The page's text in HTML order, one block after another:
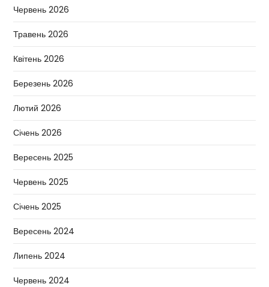
Червень 2026
Травень 2026
Квітень 2026
Березень 2026
Лютий 2026
Січень 2026
Вересень 2025
Червень 2025
Січень 2025
Вересень 2024
Липень 2024
Червень 2024